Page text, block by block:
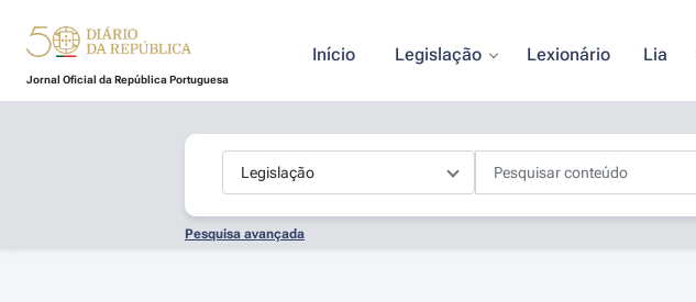
Jornal Oficial da República Portuguesa
Início Legislação Lexionário Lia
Pesquisa avançada